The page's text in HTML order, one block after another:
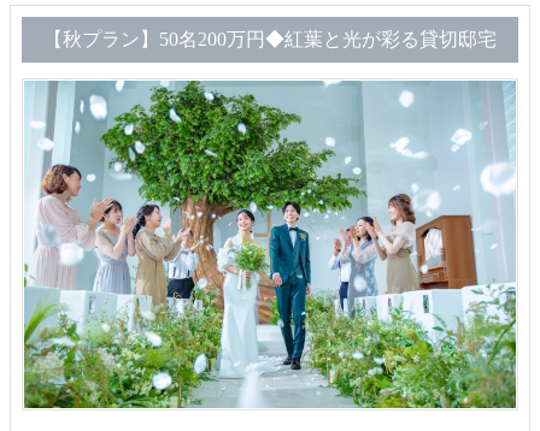
【秋プラン】50名200万円◆紅葉と光が彩る貸切邸宅